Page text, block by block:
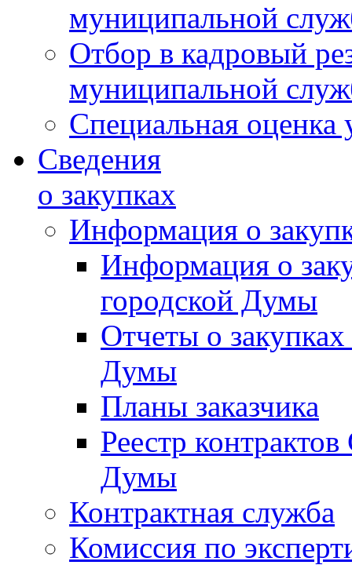
муниципальной
Отбор в кадровый
муниципальной
Специальная оценка
Сведения
о закупках
Информация о
Информация о
городской Думы
Отчеты о
Думы
Планы заказчика
Реестр
Думы
Контрактная служба
Комиссия по